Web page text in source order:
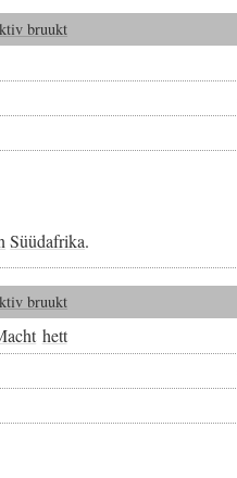
bruukt
Süüdafrika.
bruukt
hett